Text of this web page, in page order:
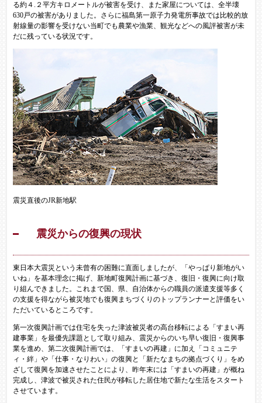
る約４.２平方キロメートルが被害を受け、また家屋については、全半壊
630戸の被害がありました。さらに福島第一原子力発電所事故では比較的放
射線量の影響を受けない当町でも農業や漁業、観光などへの風評被害が未
だに残っている状況です。
震災直後のJR新地駅
震災からの復興の現状
東日本大震災という未曾有の困難に直面しましたが、「やっぱり新地がい
いね」を基本理念に掲げ、新地町復興計画に基づき、復旧・復興に向け取
り組んできました。これまで国、県、自治体からの職員の派遣支援等多く
の支援を得ながら被災地でも復興まちづくりのトップランナーと評価をい
ただいているところです。
第一次復興計画では住宅を失った津波被災者の高台移転による「すまい再
建事業」を最優先課題として取り組み、震災からのいち早い復旧・復興事
業を進め、第二次復興計画では、「すまいの再建」に加え「コミュニテ
ィ・絆」や「仕事・なりわい」の復興と「新たなまちの拠点づくり」をめ
ざして復興を加速させたことにより、昨年末には「すまいの再建」が概ね
完成し、津波で被災された住民が移転した居住地で新たな生活をスタート
させています。